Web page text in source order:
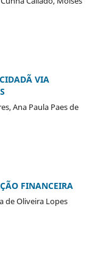
VIA
Ana Paula Paes de
FINANCEIRA
de Oliveira Lopes